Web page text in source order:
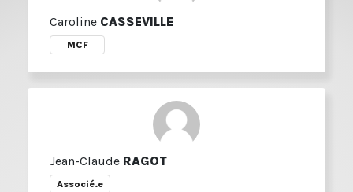
Caroline CASSEVILLE
MCF
Jean-Claude RAGOT
Associé.e